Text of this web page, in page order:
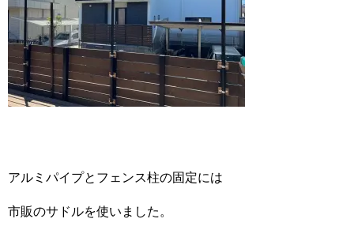
アルミパイプとフェンス柱の固定には
市販のサドルを使いました。